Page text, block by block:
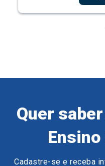
Quer
Cadastre-se e receba